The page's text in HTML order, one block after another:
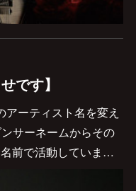
です】
ーティスト名を変え
サーネームからその
前で活動していま…